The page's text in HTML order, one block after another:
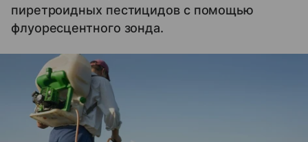
пиретроидных пестицидов с помощью
флуоресцентного зонда.